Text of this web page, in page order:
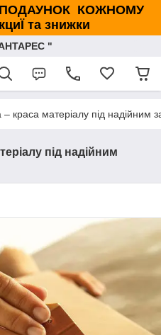
КОЖНОМУ
та знижки
АНТАРЕС "
краса матеріалу під надійним
під надійним